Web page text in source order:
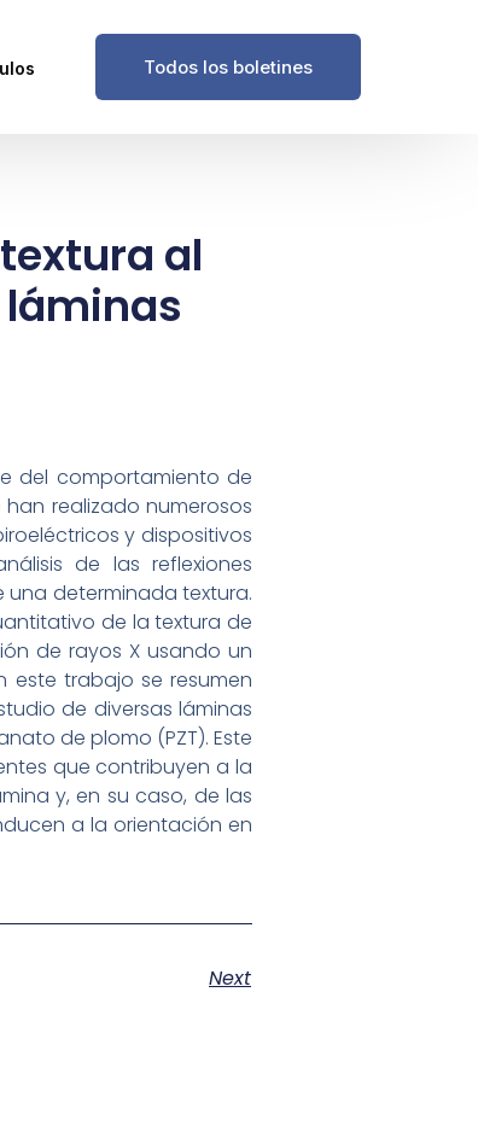
Todos los boletines
al
del comportamiento de
realizado numerosos
y dispositivos
de las reflexiones
determinada textura.
de la textura de
de rayos X usando un
este trabajo se resumen
de diversas láminas
de plomo (PZT). Este
que contribuyen a la
y, en su caso, de las
a la orientación en
Next